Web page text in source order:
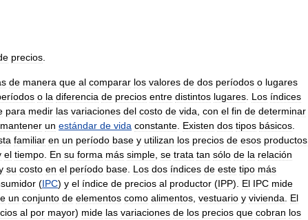
precios
de manera que al comparar los valores de dos períodos o lugares
o la diferencia de precios entre distintos lugares Los índices
para medir las variaciones del costo de vida con el fin de determinar
mantener un estándar de vida constante Existen dos tipos básicos
familiar en un período base y utilizan los precios de esos productos
el tiempo En su forma más simple se trata tan sólo de la relación
su costo en el período base Los dos índices de este tipo más
(IPC) y el índice de precios al productor (IPP). El IPC mide
un conjunto de elementos como alimentos vestuario y vivienda
El
al por mayor) mide las variaciones de los precios que cobran los